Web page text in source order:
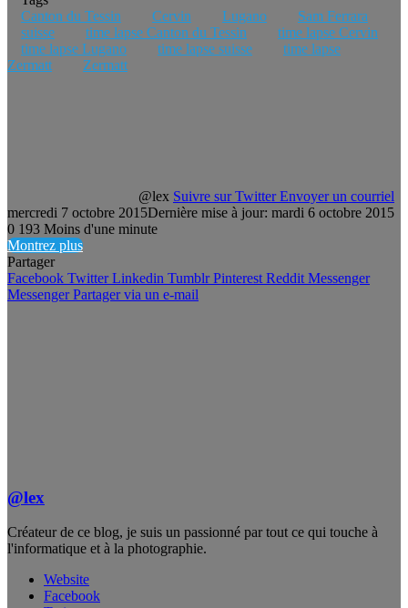
Canton du Tessin
Cervin Lugano
Sam Ferrara
suisse
time lapse Canton du Tessin
time lapse Cervin
time lapse Lugano
time lapse suisse
time lapse
Zermatt
Zermatt
@lex Suivre sur Twitter Envoyer un courriel
mercredi 7 octobre 2015Dernière mise à jour: mardi 6 octobre 2015
0 193 Moins d'une minute
Montrez plus
Partager
Facebook Twitter Linkedin Tumblr Pinterest Reddit Messenger
Messenger Partager via un e-mail
@lex
Créateur de ce blog, je suis un passionné par tout ce qui touche à
l'informatique et à la photographie.
Website
Facebook